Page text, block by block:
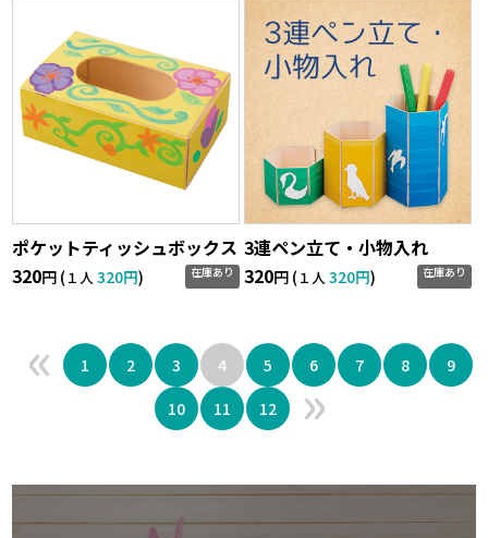
ポケットティッシュボックス
320円 (１人320円) 在庫あり
3連ペン立て・小物入れ
320円 (１人 320円) 在庫あり
« 1 2 3 4 5 6 7 8
9
10
11 12 »